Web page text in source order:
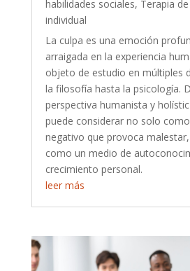
habilidades sociales, Terapia
individual
La culpa es una emoción
arraigada en la experiencia
objeto de estudio en múltiples
la filosofía hasta la psicología.
perspectiva humanista y
puede considerar no solo
negativo que provoca
como un medio de
crecimiento personal.
leer más